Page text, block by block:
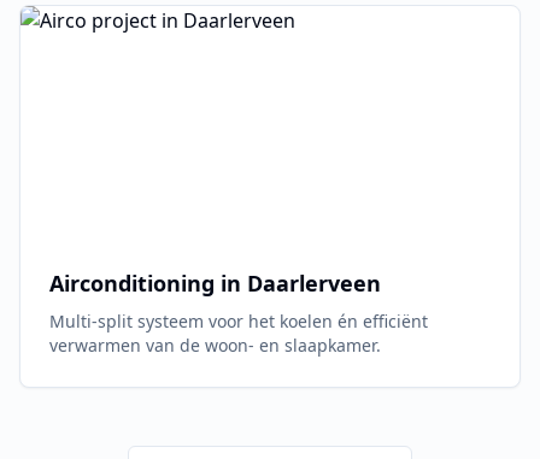
Airconditioning in Daarlerveen
Multi-split systeem voor het koelen én efficiënt
verwarmen van de woon- en slaapkamer.